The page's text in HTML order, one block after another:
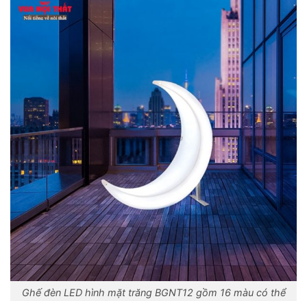
Ghế đèn LED hình mặt trăng BGNT12 gồm 16 màu có thể